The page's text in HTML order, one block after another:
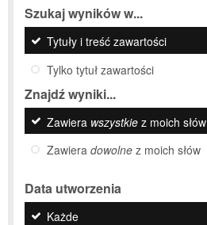
Szukaj wyników w...
Tytuły i treść zawartości
Tylko tytuł zawartości
Znajdź wyniki...
Zawiera wszystkie z moich słów
Zawiera dowolne z moich słów
Data utworzenia
Każde